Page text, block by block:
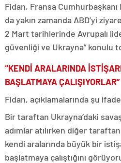
Fidan, Fransa Cumhurbaşkanı
da yakın zamanda ABD’yi
2 Mart tarihlerinde Avrupalı
güvenliği ve Ukrayna” konulu
“KENDİ ARALARINDA
BAŞLATMAYA ÇALIŞIYORLAR”
Fidan, açıklamalarında şu
Bir taraftan Ukrayna’daki
adımlar atılırken diğer
kendi aralarında büyük bir
başlatmaya çalıştığını